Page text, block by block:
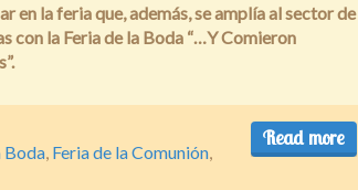
en la feria que, además, se amplía al sector de
con la Feria de la Boda “…Y Comieron
Read more
Boda, Feria de la Comunión,